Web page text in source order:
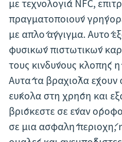
με τεχνολογία NFC,
πραγματοποιούν
με απλό άγγιγμα. Αυτό
φυσικών πιστωτικών
τους κινδύνους κλοπής
Αυτά τα βραχιόλα έχουν
εύκολα στη χρήση και
βρίσκεστε σε έναν
σε μια ασφαλή περιοχή,